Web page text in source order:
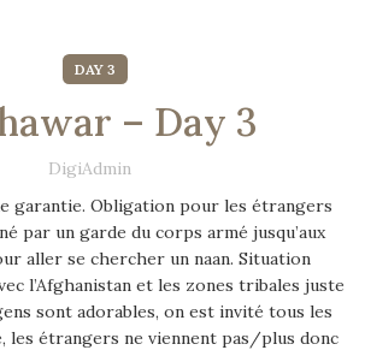
DAY 3
– Day 3
DigiAdmin
garantie. Obligation pour les étrangers
par un garde du corps armé jusqu’aux
aller se chercher un naan. Situation
l’Afghanistan et les zones tribales juste
sont adorables, on est invité tous les
les étrangers ne viennent pas/plus donc